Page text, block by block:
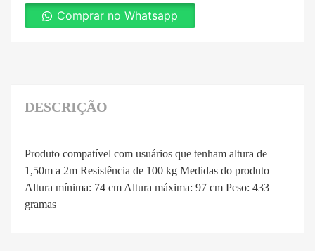
Comprar no Whatsapp
DESCRIÇÃO
Produto compatível com usuários que tenham altura de
1,50m a 2m Resistência de 100 kg Medidas do produto
Altura mínima: 74 cm Altura máxima: 97 cm Peso: 433
gramas